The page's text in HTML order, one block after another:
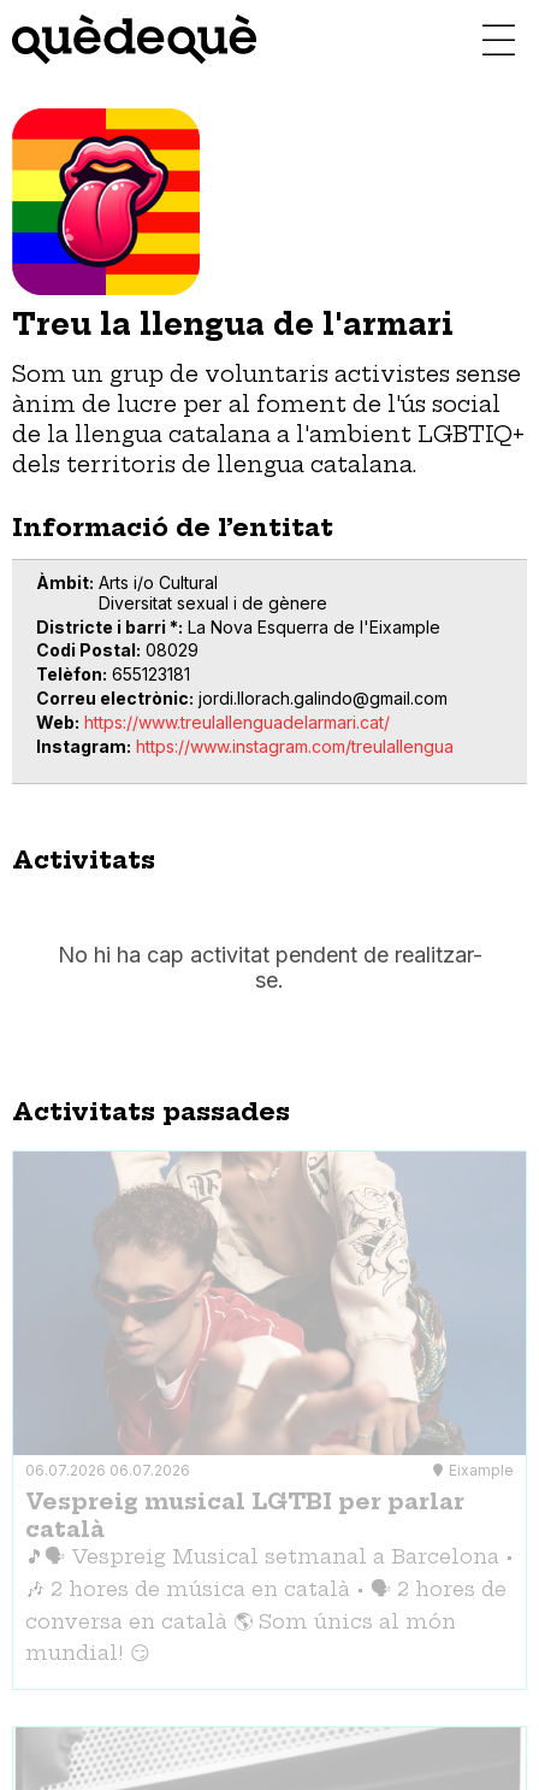
contingut
Treu la llengua de l'armari
Som un grup de voluntaris activistes sense
ànim de lucre per al foment de l'ús social
de la llengua catalana a l'ambient LGBTIQ+
dels territoris de llengua catalana.
Informació de l’entitat
Àmbit Arts i/o Cultural
Diversitat sexual i de gènere
Districte i barri * La Nova Esquerra de l'Eixample
Codi Postal 08029
Telèfon 655123181
Correu electrònic jordi.llorach.galindo@gmail.com
Web https://www.treulallenguadelarmari.cat/
Instagram https://www.instagram.com/treulallengua
Activitats
No hi ha cap activitat pendent de realitzar-
se.
Activitats passades
06.07.2026 06.07.2026 Eixample
Vespreig musical LGTBI per parlar
català
🎵🗣 Vespreig Musical setmanal a Barcelona •
🎶 2 hores de música en català • 🗣 2 hores de
conversa en català 🌎 Som únics al món
mundial! 😏